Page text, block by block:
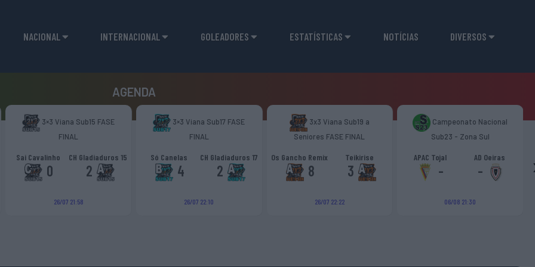
NACIONAL INTERNACIONAL GOLEADORES ESTATÍSTICAS NOTÍCIAS DIVERSOS
AGENDA
3×3 Viana Sub15 FASE
FINAL
Sai Cavalinho
0
CH Gladiaduros 15
2
26/07 21:58
3×3 Viana Sub17 FASE
FINAL
Só Canelas
4
CH Gladiaduros 17
2
26/07 22:10
3x3 Viana Sub19 a
Seniores FASE FINAL
Os Gancho Remix
8
Teikirise
3
26/07 22:22
Campeonato Nacional
Sub23 - Zona Sul
APAC Tojal
-
AD Oeiras
-
06/08 21:30